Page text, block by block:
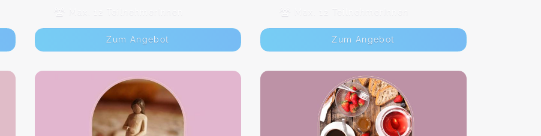
Max. 12 TeilnehmerInnen
Zum Angebot
Max. 12 TeilnehmerInnen
Zum Angebot